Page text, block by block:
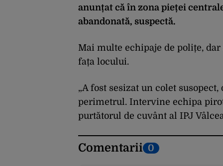
anunțat că în zona pieței
abandonată, suspectă.
Mai multe echipaje de polițe,
fața locului.
„A fost sesizat un colet
perimetrul. Intervine echipa
purtătorul de cuvânt al IPJ
Comentarii 0